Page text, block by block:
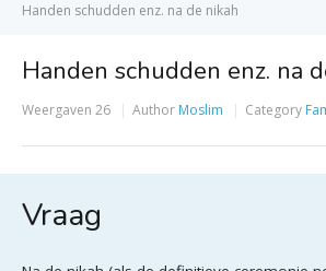
Handen schudden enz. na de nikah
Handen schudden enz. na
Weergaven 26 Author Moslim Category
Vraag